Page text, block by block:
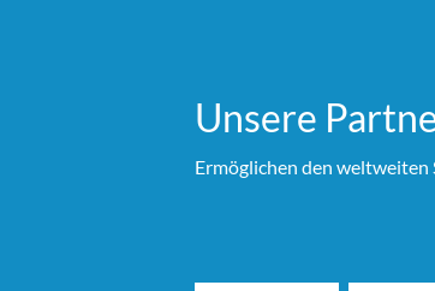
Unsere
Ermöglichen den weltweiten